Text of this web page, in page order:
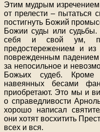
Этим мудрым изречением
от прелести – пытаться
постигнуть Божий
Божии суды или
себя и свой ум,
предостережением и
поврежденным
за непосильное и
Божьих судеб.
навеянных бесами
приобретают. Это мы и
о справедливости
хорошо написал
они хотят восхитить
всех и вся.